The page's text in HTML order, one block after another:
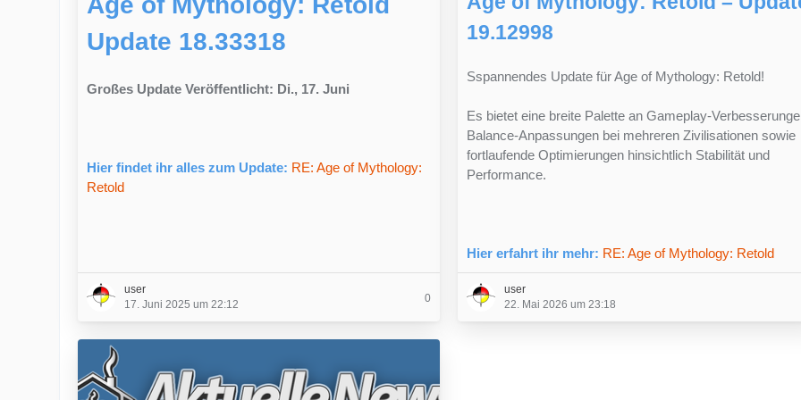
Update 18.33318
Großes Update Veröffentlicht: Di., 17. Juni
Hier findet ihr alles zum Update: RE: Age of Mythology:
Retold
user
17. Juni 2025 um 22:12
0
19.12998
Sspannendes Update für Age of Mythology: Retold!
Es bietet eine breite Palette an Gameplay-
Balance-Anpassungen bei mehreren Zivilisationen sowie
fortlaufende Optimierungen hinsichtlich Stabilität und
Performance.
Hier erfahrt ihr mehr: RE: Age of Mythology: Retold
user
22. Mai 2026 um 23:18